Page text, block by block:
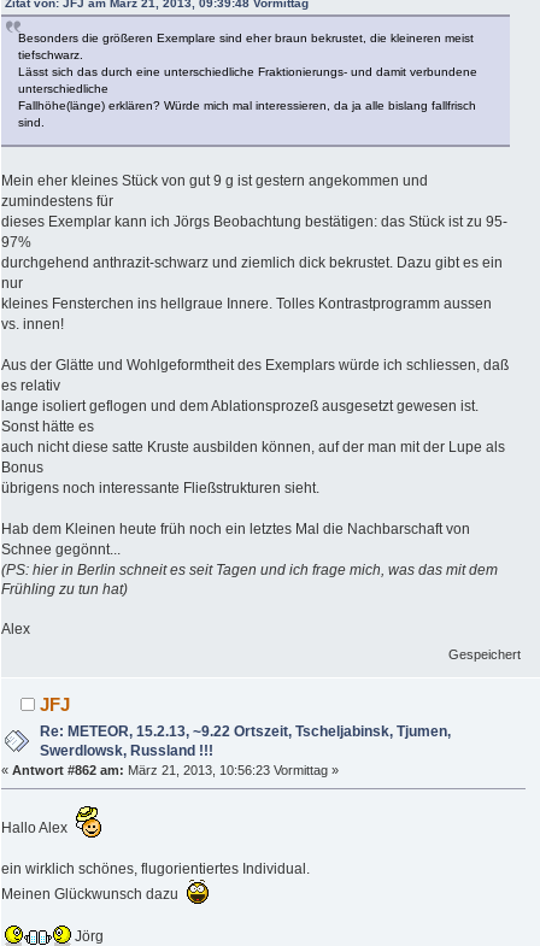
Zitat von: JFJ am März 21, 2013, 09:39:48 Vormittag
Besonders die größeren Exemplare sind eher braun bekrustet, die kleineren meist
tiefschwarz.
Lässt sich das durch eine unterschiedliche Fraktionierungs- und damit verbundene
unterschiedliche
Fallhöhe(länge) erklären? Würde mich mal interessieren, da ja alle bislang fallfrisch
sind.
Mein eher kleines Stück von gut 9 g ist gestern angekommen und
zumindestens für
dieses Exemplar kann ich Jörgs Beobachtung bestätigen: das Stück ist zu 95-
97%
durchgehend anthrazit-schwarz und ziemlich dick bekrustet. Dazu gibt es ein
nur
kleines Fensterchen ins hellgraue Innere. Tolles Kontrastprogramm aussen
vs. innen!
Aus der Glätte und Wohlgeformtheit des Exemplars würde ich schliessen, daß
es relativ
lange isoliert geflogen und dem Ablationsprozeß ausgesetzt gewesen ist.
Sonst hätte es
auch nicht diese satte Kruste ausbilden können, auf der man mit der Lupe als
Bonus
übrigens noch interessante Fließstrukturen sieht.
Hab dem Kleinen heute früh noch ein letztes Mal die Nachbarschaft von
Schnee gegönnt...
(PS: hier in Berlin schneit es seit Tagen und ich frage mich, was das mit dem
Frühling zu tun hat)
Alex
Gespeichert
JFJ
Re: METEOR, 15.2.13, ~9.22 Ortszeit, Tscheljabinsk, Tjumen,
Swerdlowsk, Russland !!!
« Antwort #862 am: März 21, 2013, 10:56:23 Vormittag »
Hallo Alex
ein wirklich schönes, flugorientiertes Individual.
Meinen Glückwunsch dazu
Jörg